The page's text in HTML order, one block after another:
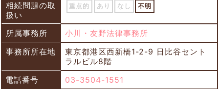
相続問題の取
扱い
重点的 あり なし 不明
所属事務所
小川・友野法律事務所
事務所所在地
東京都港区西新橋1-2-9 日比谷セント
ラルビル8階
電話番号
03-3504-1551